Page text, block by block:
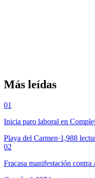
Más leídas
01
Inicia paro laboral en
Playa del Carmen·1,988
02
Fracasa manifestación